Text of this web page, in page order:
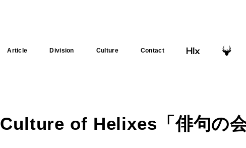
Article Division Culture Contact
Culture of Helixes「俳句の